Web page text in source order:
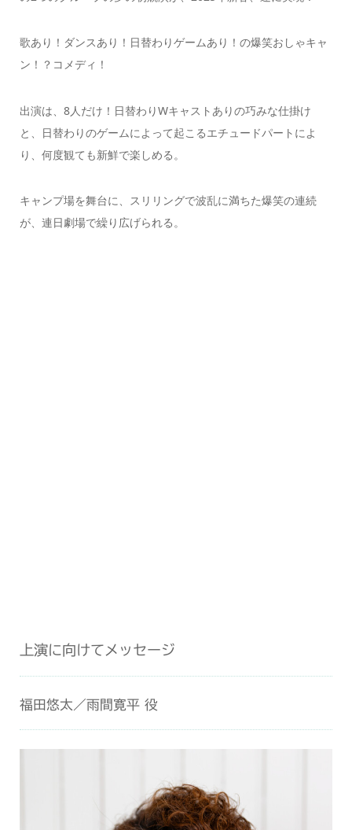
歌あり！ダンスあり！日替わりゲームあり！の爆笑おしゃキャ
ン！？コメディ！
出演は、8人だけ！日替わりWキャストありの巧みな仕掛け
と、日替わりのゲームによって起こるエチュードパートによ
り、何度観ても新鮮で楽しめる。
キャンプ場を舞台に、スリリングで波乱に満ちた爆笑の連続
が、連日劇場で繰り広げられる。
上演に向けてメッセージ
福田悠太／雨間寛平 役